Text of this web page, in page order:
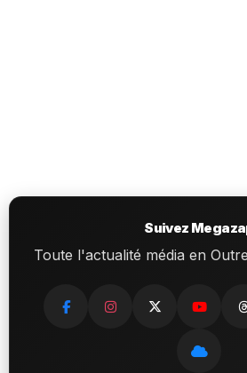
Suivez
Toute l'actualité média en